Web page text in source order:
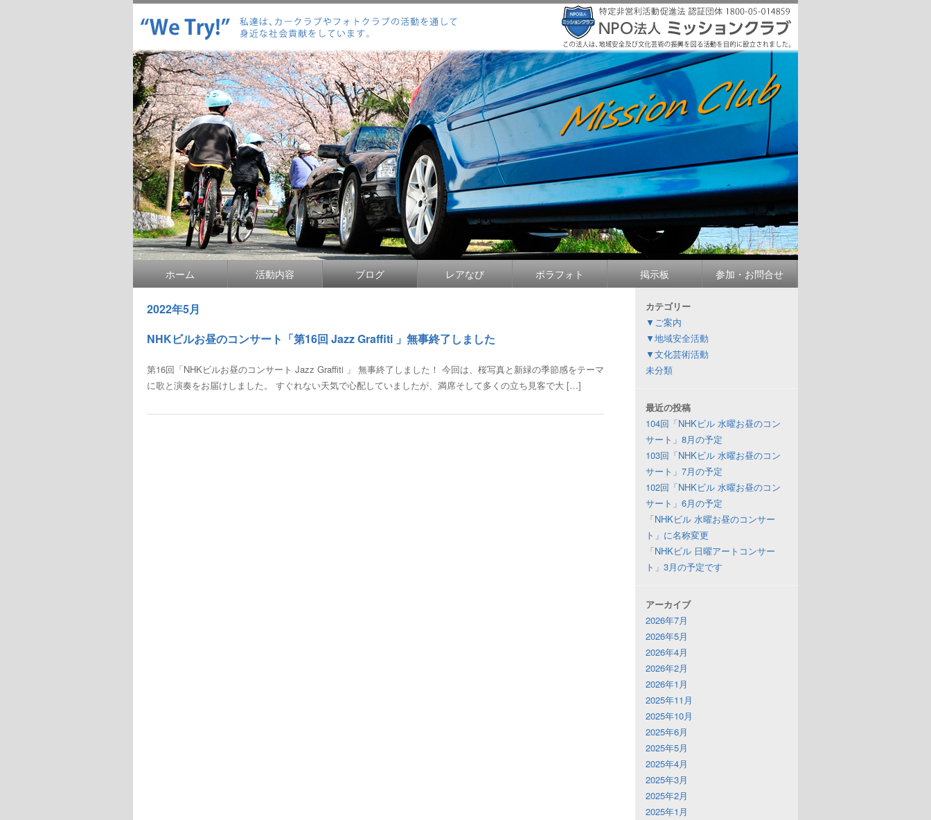
ホーム 活動内容 ブログ レアなび ボラフォト 掲示板 参加・お問合せ
2022年5月
NHKビルお昼のコンサート「第16回 Jazz Graffiti 」無事終了しました
第16回「NHKビルお昼のコンサート Jazz Graffiti 」 無事終了しました！ 今回は、桜写真と新緑の季節感をテーマ
に歌と演奏をお届けしました。 すぐれない天気で心配していましたが、満席そして多くの立ち見客で大 […]
カテゴリー
▼ご案内
▼地域安全活動
▼文化芸術活動
未分類
最近の投稿
104回「NHKビル 水曜お昼のコン
サート」8月の予定
103回「NHKビル 水曜お昼のコン
サート」7月の予定
102回「NHKビル 水曜お昼のコン
サート」6月の予定
「NHKビル 水曜お昼のコンサー
ト」に名称変更
「NHKビル 日曜アートコンサー
ト」3月の予定です
アーカイブ
2026年7月
2026年5月
2026年4月
2026年2月
2026年1月
2025年11月
2025年10月
2025年6月
2025年5月
2025年4月
2025年3月
2025年2月
2025年1月